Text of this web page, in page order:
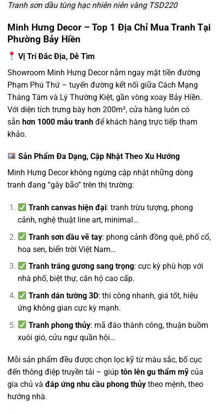
Tranh sơn dầu tùng hạc nhiên niên vàng TSD220
Minh Hưng Decor – Top 1 Địa Chỉ Mua Tranh Tại
Phường Bảy Hiền
Vị Trí Đắc Địa, Dễ Tìm
Showroom Minh Hưng Decor nằm ngay mặt tiền đường
Phạm Phú Thứ – tuyến đường kết nối giữa Cách Mạng
Tháng Tám và Lý Thường Kiệt, gần vòng xoay Bảy Hiền.
Với diện tích trưng bày hơn 200m², cửa hàng luôn có
sẵn hơn 1000 mẫu tranh để khách hàng trực tiếp tham
khảo.
Sản Phẩm Đa Dạng, Cập Nhật Theo Xu Hướng
Minh Hưng Decor không ngừng cập nhật những dòng
tranh đang “gây bão” trên thị trường:
Tranh canvas hiện đại: tranh trừu tượng, phong
cảnh, nghệ thuật line art, minimal…
Tranh sơn dầu vẽ tay: phong cảnh đồng quê, phố cổ,
hoa sen, biển trời Việt Nam…
Tranh tráng gương sang trọng: cực kỳ phù hợp với
nhà phố, biệt thự, căn hộ cao cấp.
Tranh dán tường 3D: thi công nhanh, giá tốt, hiệu
ứng không gian cực kỳ mạnh.
Tranh phong thủy: mã đáo thành công, thuận buồm
xuôi gió, cửu ngư quần hội…
Mỗi sản phẩm đều được chọn lọc kỹ từ màu sắc, bố cục
đến thông điệp truyền tải – giúp tôn lên gu thẩm mỹ của
gia chủ và đáp ứng nhu cầu phong thủy theo mệnh, theo
hướng nhà.